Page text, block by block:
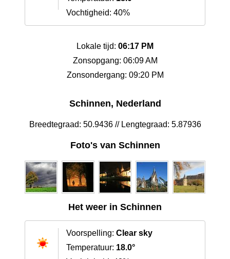
Vochtigheid: 40%
Lokale tijd: 06:17 PM
Zonsopgang: 06:09 AM
Zonsondergang: 09:20 PM
Schinnen, Nederland
Breedtegraad: 50.9436 // Lengtegraad: 5.87936
Foto's van Schinnen
Het weer in Schinnen
Voorspelling: Clear sky
Temperatuur: 18.0°